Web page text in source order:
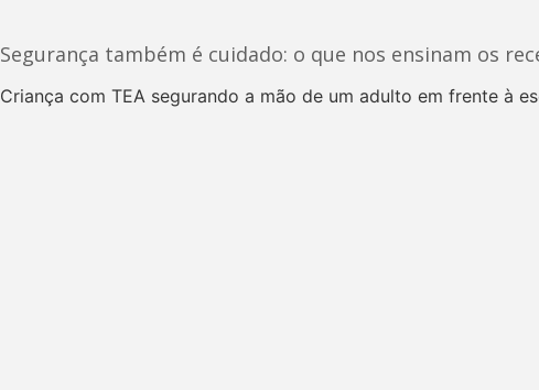
Segurança também é cuidado: o que nos ensinam os